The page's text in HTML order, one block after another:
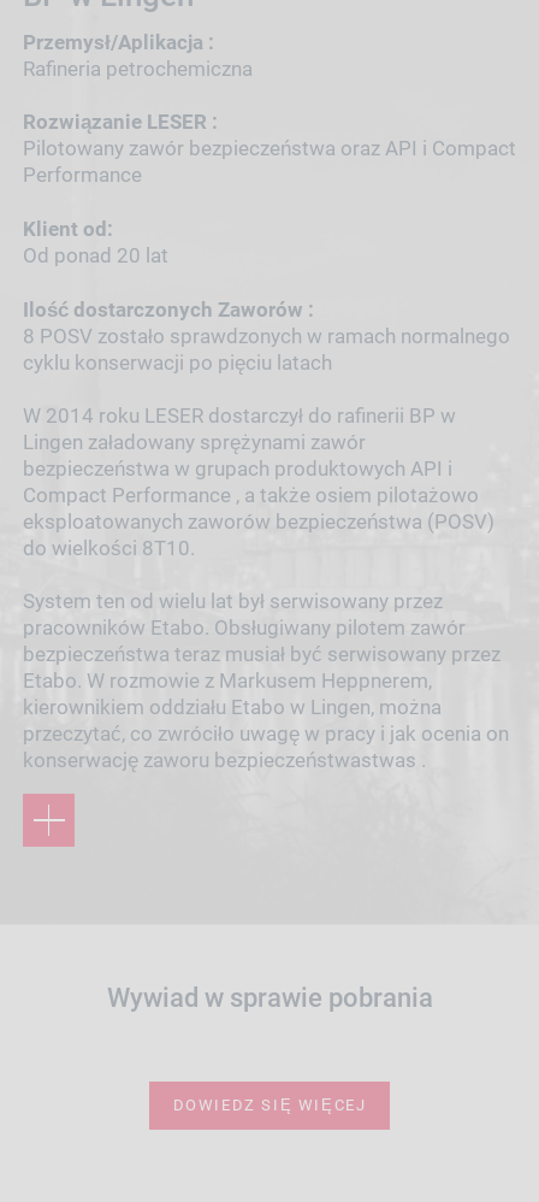
Przemysł/Aplikacja :
Rafineria petrochemiczna
Rozwiązanie LESER :
Pilotowany zawór bezpieczeństwa oraz API i Compact
Performance
Klient od:
Od ponad 20 lat
Ilość dostarczonych Zaworów :
8 POSV zostało sprawdzonych w ramach normalnego
cyklu konserwacji po pięciu latach
W 2014 roku LESER dostarczył do rafinerii BP w
Lingen załadowany sprężynami zawór
bezpieczeństwa w grupach produktowych API i
Compact Performance , a także osiem pilotażowo
eksploatowanych zaworów bezpieczeństwa (POSV)
do wielkości 8T10.
System ten od wielu lat był serwisowany przez
pracowników Etabo. Obsługiwany pilotem zawór
bezpieczeństwa teraz musiał być serwisowany przez
Etabo. W rozmowie z Markusem Heppnerem,
kierownikiem oddziału Etabo w Lingen, można
przeczytać, co zwróciło uwagę w pracy i jak ocenia on
konserwację zaworu bezpieczeństwastwas .
Wywiad w sprawie pobrania
DOWIEDZ SIĘ WIĘCEJ